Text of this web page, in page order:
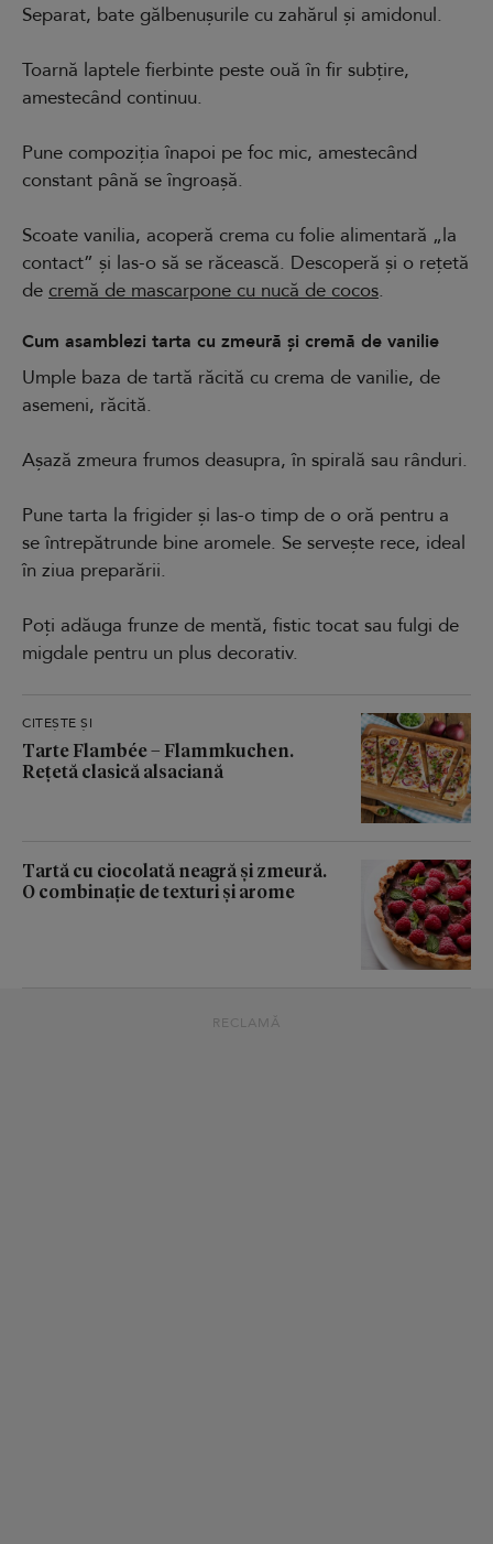
Separat, bate gălbenușurile cu zahărul și amidonul.
Toarnă laptele fierbinte peste ouă în fir subțire,
amestecând continuu.
Pune compoziția înapoi pe foc mic, amestecând
constant până se îngroașă.
Scoate vanilia, acoperă crema cu folie alimentară „la
contact” și las-o să se răcească. Descoperă și o rețetă
de cremă de mascarpone cu nucă de cocos.
Cum asamblezi tarta cu zmeură și cremă de vanilie
Umple baza de tartă răcită cu crema de vanilie, de
asemeni, răcită.
Așază zmeura frumos deasupra, în spirală sau rânduri.
Pune tarta la frigider și las-o timp de o oră pentru a
se întrepătrunde bine aromele. Se servește rece, ideal
în ziua preparării.
Poți adăuga frunze de mentă, fistic tocat sau fulgi de
migdale pentru un plus decorativ.
CITEȘTE ȘI
Tarte Flambée – Flammkuchen.
Rețetă clasică alsaciană
Tartă cu ciocolată neagră și zmeură.
O combinație de texturi și arome
RECLAMĂ